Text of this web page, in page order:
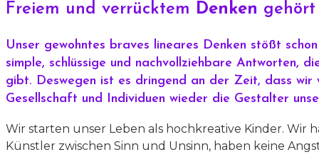
Freiem und verrücktem Denken
Unser gewohntes braves lineares Denken stößt
simple, schlüssige und nachvollziehbare Antworten,
gibt. Deswegen ist es dringend an der Zeit, dass wir
Gesellschaft und Individuen wieder die Gestalter
Wir starten unser Leben als hochkreative Kinder. Wir
Künstler zwischen Sinn und Unsinn, haben keine